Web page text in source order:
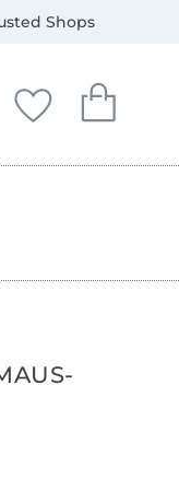
Shops
Konto
Deine
Du hast keine
Dein
Du hast